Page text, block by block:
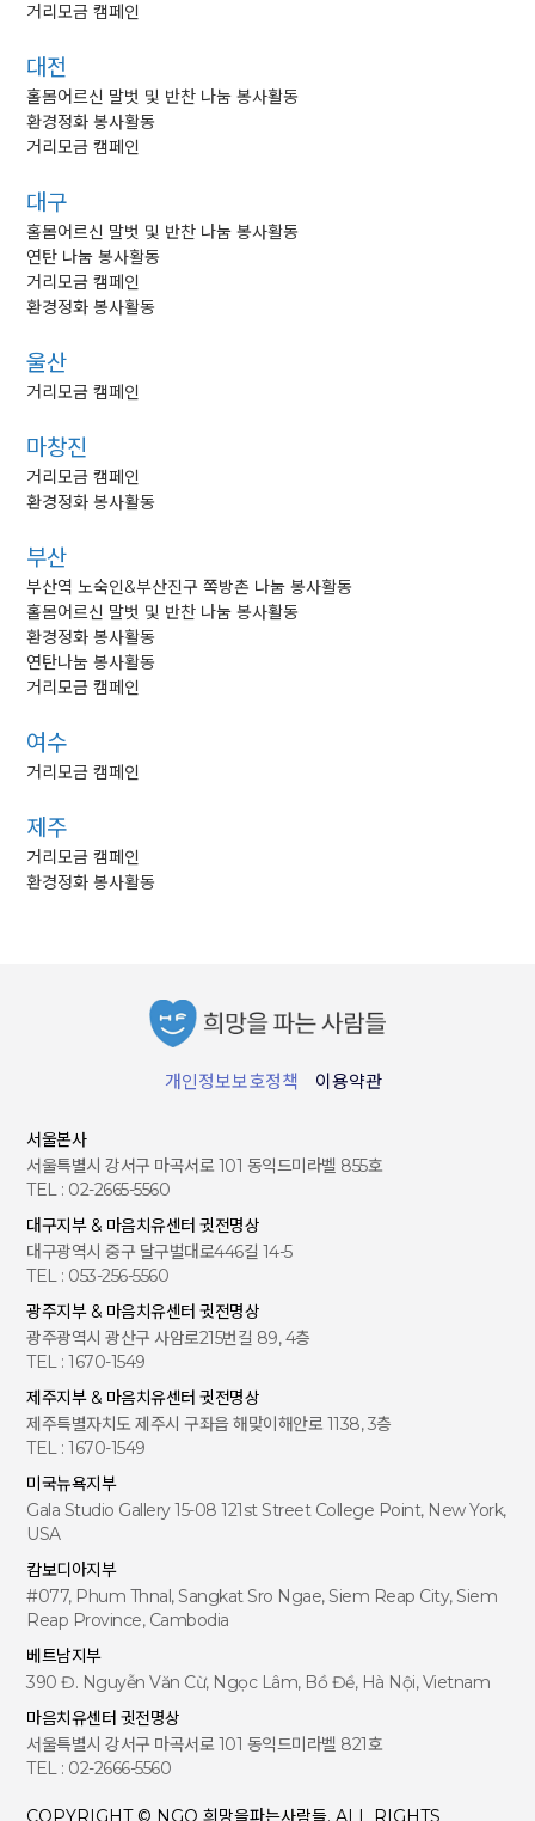
거리모금 캠페인
대전
홀몸어르신 말벗 및 반찬 나눔 봉사활동
환경정화 봉사활동
거리모금 캠페인
대구
홀몸어르신 말벗 및 반찬 나눔 봉사활동
연탄 나눔 봉사활동
거리모금 캠페인
환경정화 봉사활동
울산
거리모금 캠페인
마창진
거리모금 캠페인
환경정화 봉사활동
부산
부산역 노숙인&부산진구 쪽방촌 나눔 봉사활동
홀몸어르신 말벗 및 반찬 나눔 봉사활동
환경정화 봉사활동
연탄나눔 봉사활동
거리모금 캠페인
여수
거리모금 캠페인
제주
거리모금 캠페인
환경정화 봉사활동
개인정보보호정책 이용약관
서울본사
서울특별시 강서구 마곡서로 101 동익드미라벨 855호
TEL : 02-2665-5560
대구지부 & 마음치유센터 귓전명상
대구광역시 중구 달구벌대로446길 14-5
TEL : 053-256-5560
광주지부 & 마음치유센터 귓전명상
광주광역시 광산구 사암로215번길 89, 4층
TEL : 1670-1549
제주지부 & 마음치유센터 귓전명상
제주특별자치도 제주시 구좌읍 해맞이해안로 1138, 3층
TEL : 1670-1549
미국뉴욕지부
Gala Studio Gallery 15-08 121st Street College Point, New York,
USA
캄보디아지부
#077, Phum Thnal, Sangkat Sro Ngae, Siem Reap City, Siem
Reap Province, Cambodia
베트남지부
390 Đ. Nguyễn Văn Cừ, Ngọc Lâm, Bồ Đề, Hà Nội, Vietnam
마음치유센터 귓전명상
서울특별시 강서구 마곡서로 101 동익드미라벨 821호
TEL : 02-2666-5560
COPYRIGHT © NGO 희망을파는사람들. ALL RIGHTS